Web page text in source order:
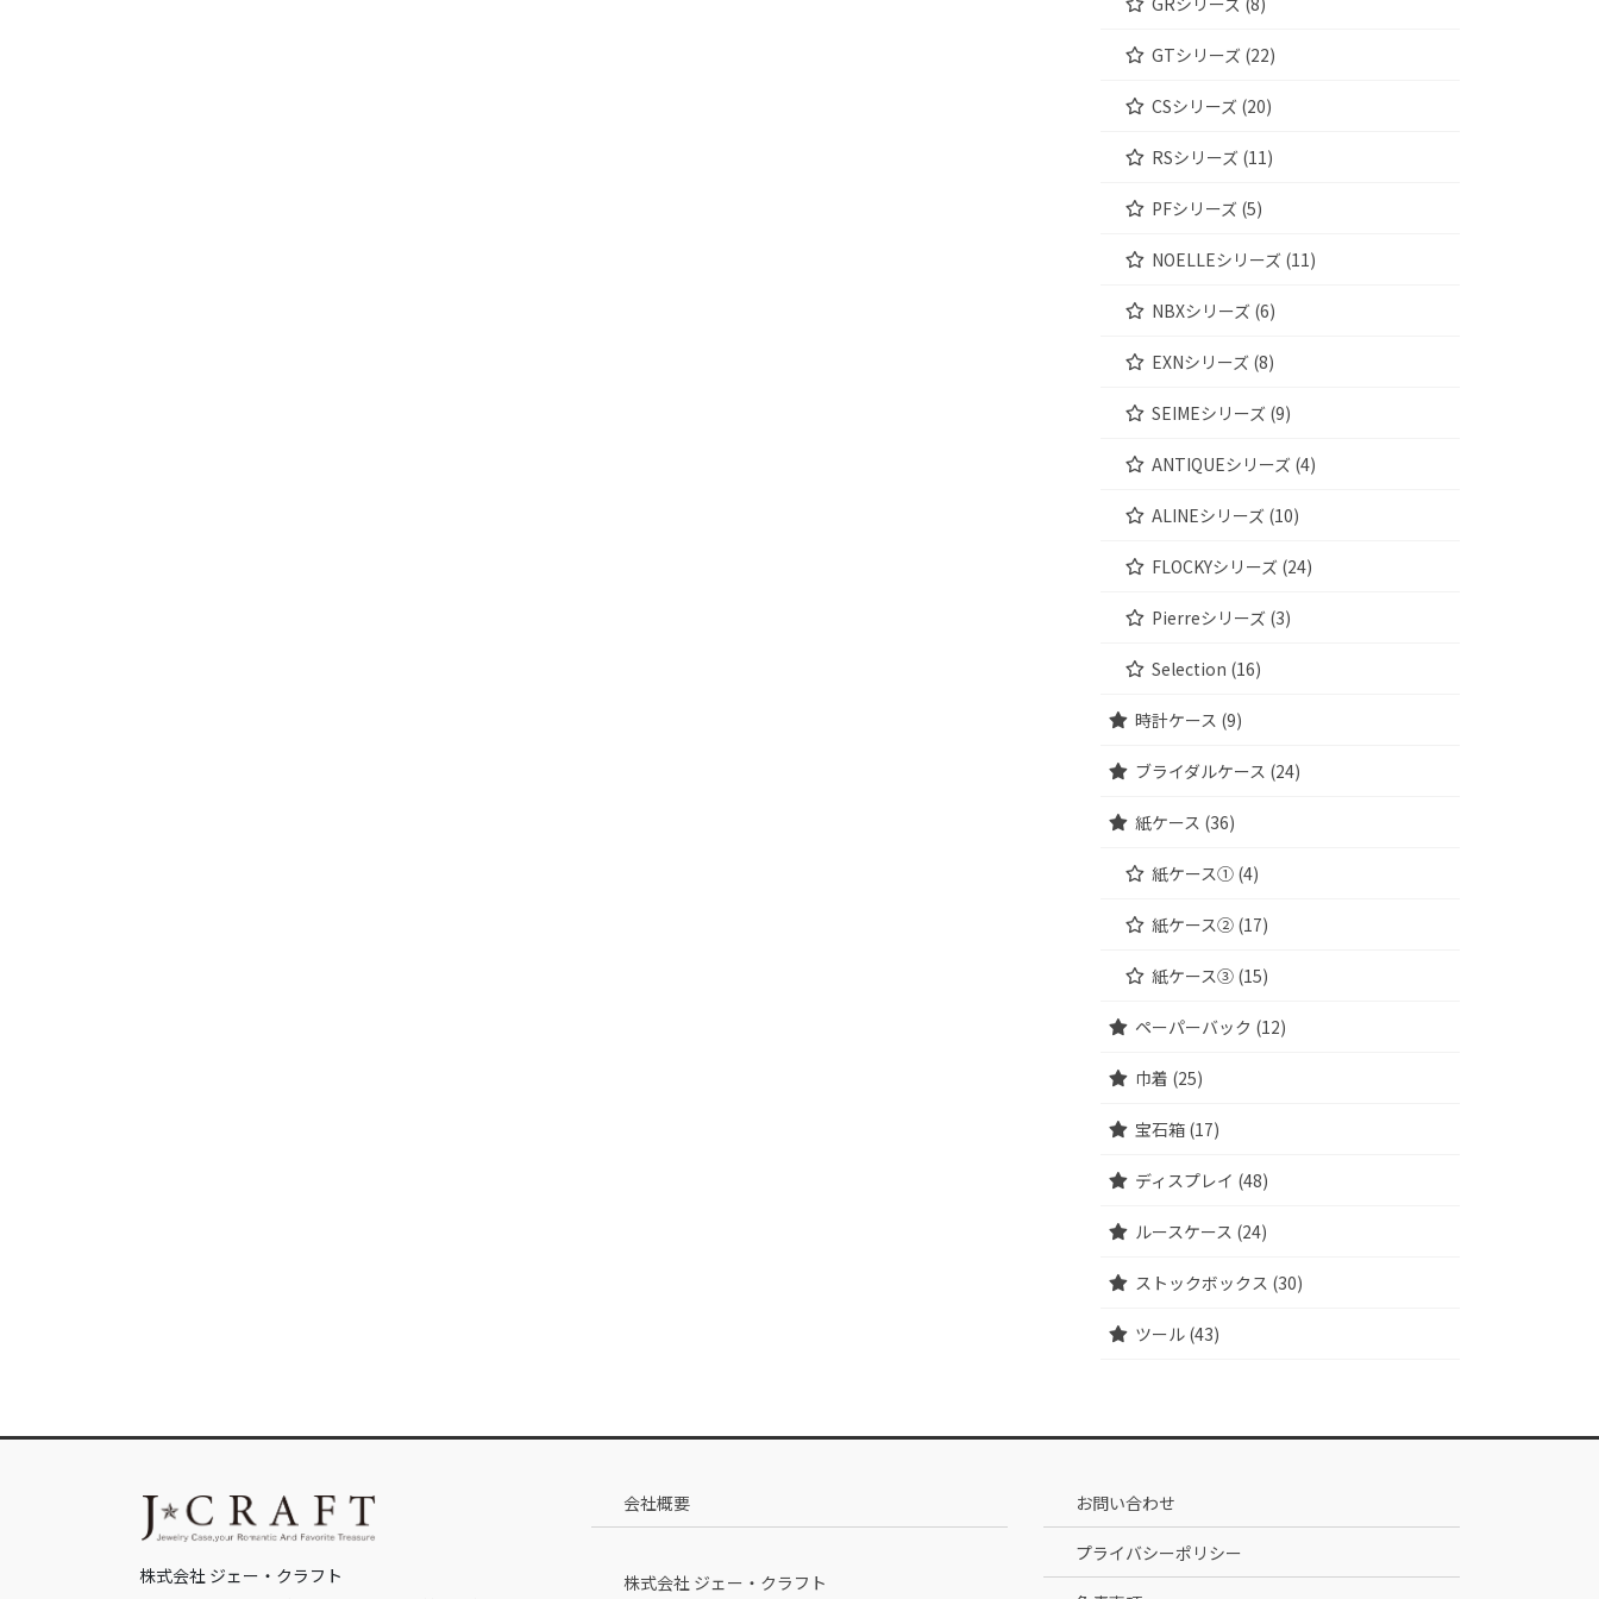
GTシリーズ (22)
CSシリーズ (20)
RSシリーズ (11)
PFシリーズ (5)
NOELLEシリーズ (11)
NBXシリーズ (6)
EXNシリーズ (8)
SEIMEシリーズ (9)
ANTIQUEシリーズ (4)
ALINEシリーズ (10)
FLOCKYシリーズ (24)
Pierreシリーズ (3)
Selection (16)
時計ケース (9)
ブライダルケース (24)
紙ケース (36)
紙ケース① (4)
紙ケース② (17)
紙ケース③ (15)
ペーパーバック (12)
巾着 (25)
宝石箱 (17)
ディスプレイ (48)
ルースケース (24)
ストックボックス (30)
ツール (43)
株式会社 ジェー・クラフト
会社概要
株式会社 ジェー・クラフト
お問い合わせ
プライバシーポリシー